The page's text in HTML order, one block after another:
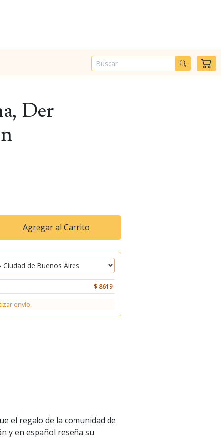
Der
Agregar al Carrito
$ 8619
envío.
el regalo de la comunidad de
y en español reseña su